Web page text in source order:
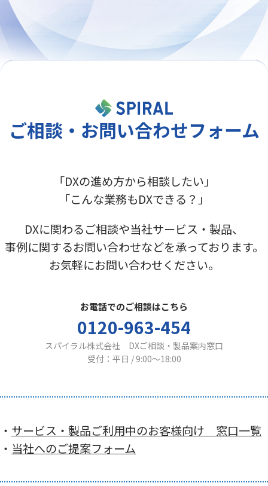
ご相談・お問い合わせフォーム
「DXの進め方から相談したい」
「こんな業務もDXできる？」
DXに関わるご相談や当社サービス・製品、
事例に関するお問い合わせなどを承っております。
お気軽にお問い合わせください。
お電話でのご相談はこちら
0120-963-454
スパイラル株式会社 DXご相談・製品案内窓口
受付：平日 / 9:00〜18:00
・ サービス・製品ご利用中のお客様向け 窓口一覧
・ 当社へのご提案フォーム